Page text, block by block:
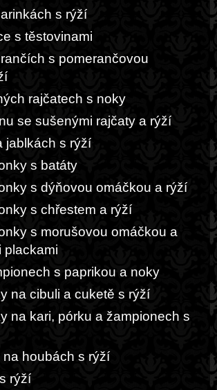
s rýží
s těstovinami
s pomerančovou
rajčatech s noky
se sušenými rajčaty a rýží
jablkách s rýží
s batáty
s dýňovou omáčkou a rýží
s chřestem a rýží
s morušovou omáčkou a
plackami
s paprikou a noky
na cibuli a cuketě s rýží
na kari, pórku a žampionech s
houbách s rýží
rýží